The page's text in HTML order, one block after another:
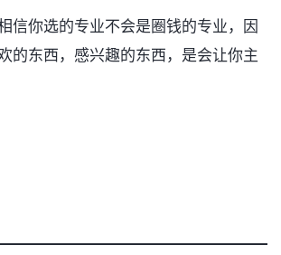
信你选的专业不会是圈钱的专业，因
的东西，感兴趣的东西，是会让你主